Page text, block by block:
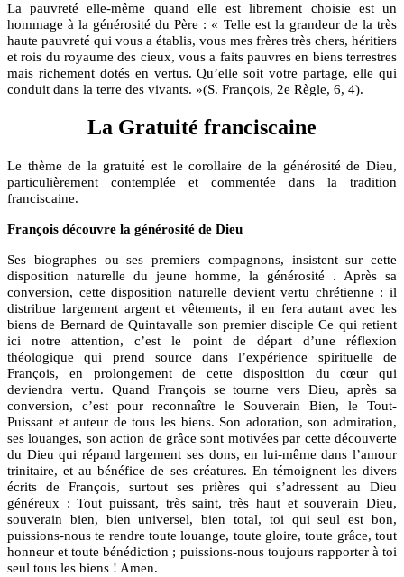
La pauvreté elle-même quand elle est librement choisie est un
hommage à la générosité du Père : « Telle est la grandeur de la très
haute pauvreté qui vous a établis, vous mes frères très chers, héritiers
et rois du royaume des cieux, vous a faits pauvres en biens terrestres
mais richement dotés en vertus. Qu’elle soit votre partage, elle qui
conduit dans la terre des vivants. »(S. François, 2e Règle, 6, 4).
La Gratuité franciscaine
Le thème de la gratuité est le corollaire de la générosité de Dieu,
particulièrement contemplée et commentée dans la tradition
franciscaine.
François découvre la générosité de Dieu
Ses biographes ou ses premiers compagnons, insistent sur cette
disposition naturelle du jeune homme, la générosité . Après sa
conversion, cette disposition naturelle devient vertu chrétienne : il
distribue largement argent et vêtements, il en fera autant avec les
biens de Bernard de Quintavalle son premier disciple Ce qui retient
ici notre attention, c’est le point de départ d’une réflexion
théologique qui prend source dans l’expérience spirituelle de
François, en prolongement de cette disposition du cœur qui
deviendra vertu. Quand François se tourne vers Dieu, après sa
conversion, c’est pour reconnaître le Souverain Bien, le Tout-
Puissant et auteur de tous les biens. Son adoration, son admiration,
ses louanges, son action de grâce sont motivées par cette découverte
du Dieu qui répand largement ses dons, en lui-même dans l’amour
trinitaire, et au bénéfice de ses créatures. En témoignent les divers
écrits de François, surtout ses prières qui s’adressent au Dieu
généreux : Tout puissant, très saint, très haut et souverain Dieu,
souverain bien, bien universel, bien total, toi qui seul est bon,
puissions-nous te rendre toute louange, toute gloire, toute grâce, tout
honneur et toute bénédiction ; puissions-nous toujours rapporter à toi
seul tous les biens ! Amen.